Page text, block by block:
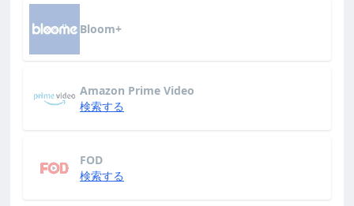
Bloom+
Amazon Prime Video
検索する
FOD
検索する